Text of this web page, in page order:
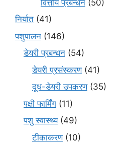
वित्तीय प्रबन्धन (50)
निर्यात (41)
पशुपालन (146)
डेयरी प्रबन्धन (54)
डेयरी प्रसंस्करण(41)
दूध-डेयरी उपकरण(35)
पक्षी फार्मिंग (11)
पशु स्वास्थ्य(49)
टीकाकरण(10)